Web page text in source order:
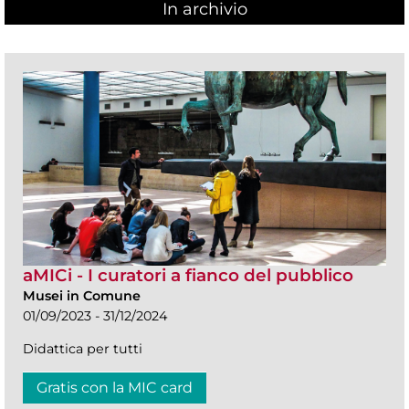
In archivio
aMICi - I curatori a fianco del pubblico
Musei in Comune
01/09/2023 - 31/12/2024
Didattica per tutti
Gratis con la MIC card